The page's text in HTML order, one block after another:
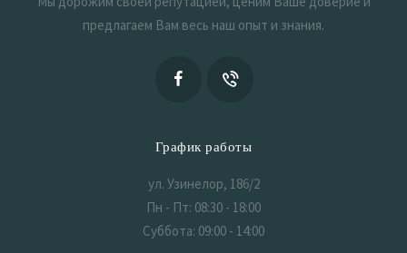
предлагаем Вам весь наш опыт и знания.
График работы
ул. Узинелор, 186/2
Пн - Пт: 08:30 - 18:00
Суббота: 09:00 - 14:00